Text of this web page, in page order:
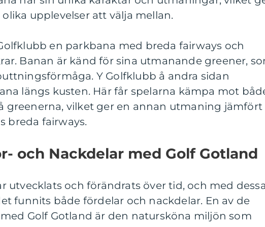
upplevelser att välja mellan.
en parkbana med breda fairways och
Banan är känd för sina utmanande greener,
Y Golfklubb å andra sidan
längs kusten. Här får spelarna kämpa mot
greenerna, vilket ger en annan utmaning jämfört
breda fairways.
och Nackdelar med Golf Gotland
utvecklats och förändrats över tid, och med dessa
funnits både fördelar och nackdelar. En av de
Golf Gotland är den natursköna miljön som